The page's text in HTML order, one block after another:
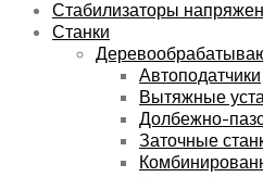
Стабилизаторы
Станки
Автоподатчики
Вытяжные
Долбежно-
Заточные